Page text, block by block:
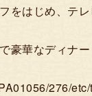
をはじめ、テ
豪華なディナ
276/